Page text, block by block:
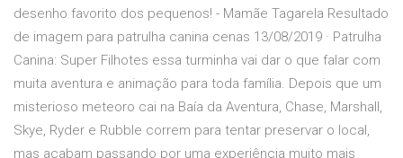
desenho favorito dos pequenos! - Mamãe Tagarela Resultado
de imagem para patrulha canina cenas 13/08/2019 · Patrulha
Canina: Super Filhotes essa turminha vai dar o que falar com
muita aventura e animação para toda família. Depois que um
misterioso meteoro cai na Baía da Aventura, Chase, Marshall,
Skye, Ryder e Rubble correm para tentar preservar o local,
mas acabam passando por uma experiência muito mais